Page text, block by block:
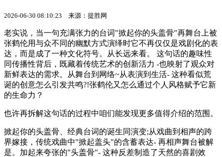
2026-06-30 08:10:23 来源：提胜网
老实说，当一句充满张力的台词"掀起你的头盖骨"再舞台上被
张鹤伦用与众不同的幽默方式演绎时它不再仅仅是戏剧化的表
达，而是成了一种文化符号。从长远来看。 这句话的趣味性
同传播性背后，既藏着传统艺术的创新活力 -也映射了观众对
新鲜表达的需求。从舞台到网络~从表演到生活- 这种看似荒
诞的创意怎么引发共鸣?!张鹤伦又怎么通过个人风格赋予它新
的生命力？
也许再拆解这句话的过程中咱们能发现更多值得介绍的范围。
掀起你的头盖骨、经典台词的诞生同演变;从戏曲到相声的跨
界嫁接，传统戏曲中"掀起盖头"的含蓄表达- 再相声舞台被解
是。加起来夸张的"头盖骨"- 这种反差制造了天然的喜剧效